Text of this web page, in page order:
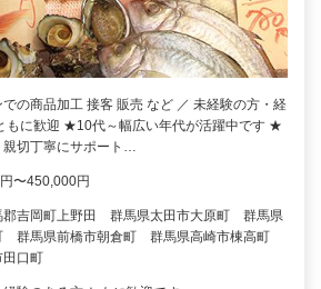
の商品加工 接客 販売 など ／ 未経験の方・経
もに歓迎 ★10代～幅広い年代が活躍中です ★
親切丁寧にサポート…
〜450,000円
郡吉岡町上野田 群馬県太田市大原町 群馬県
群馬県前橋市朝倉町 群馬県高崎市棟高町
田口町